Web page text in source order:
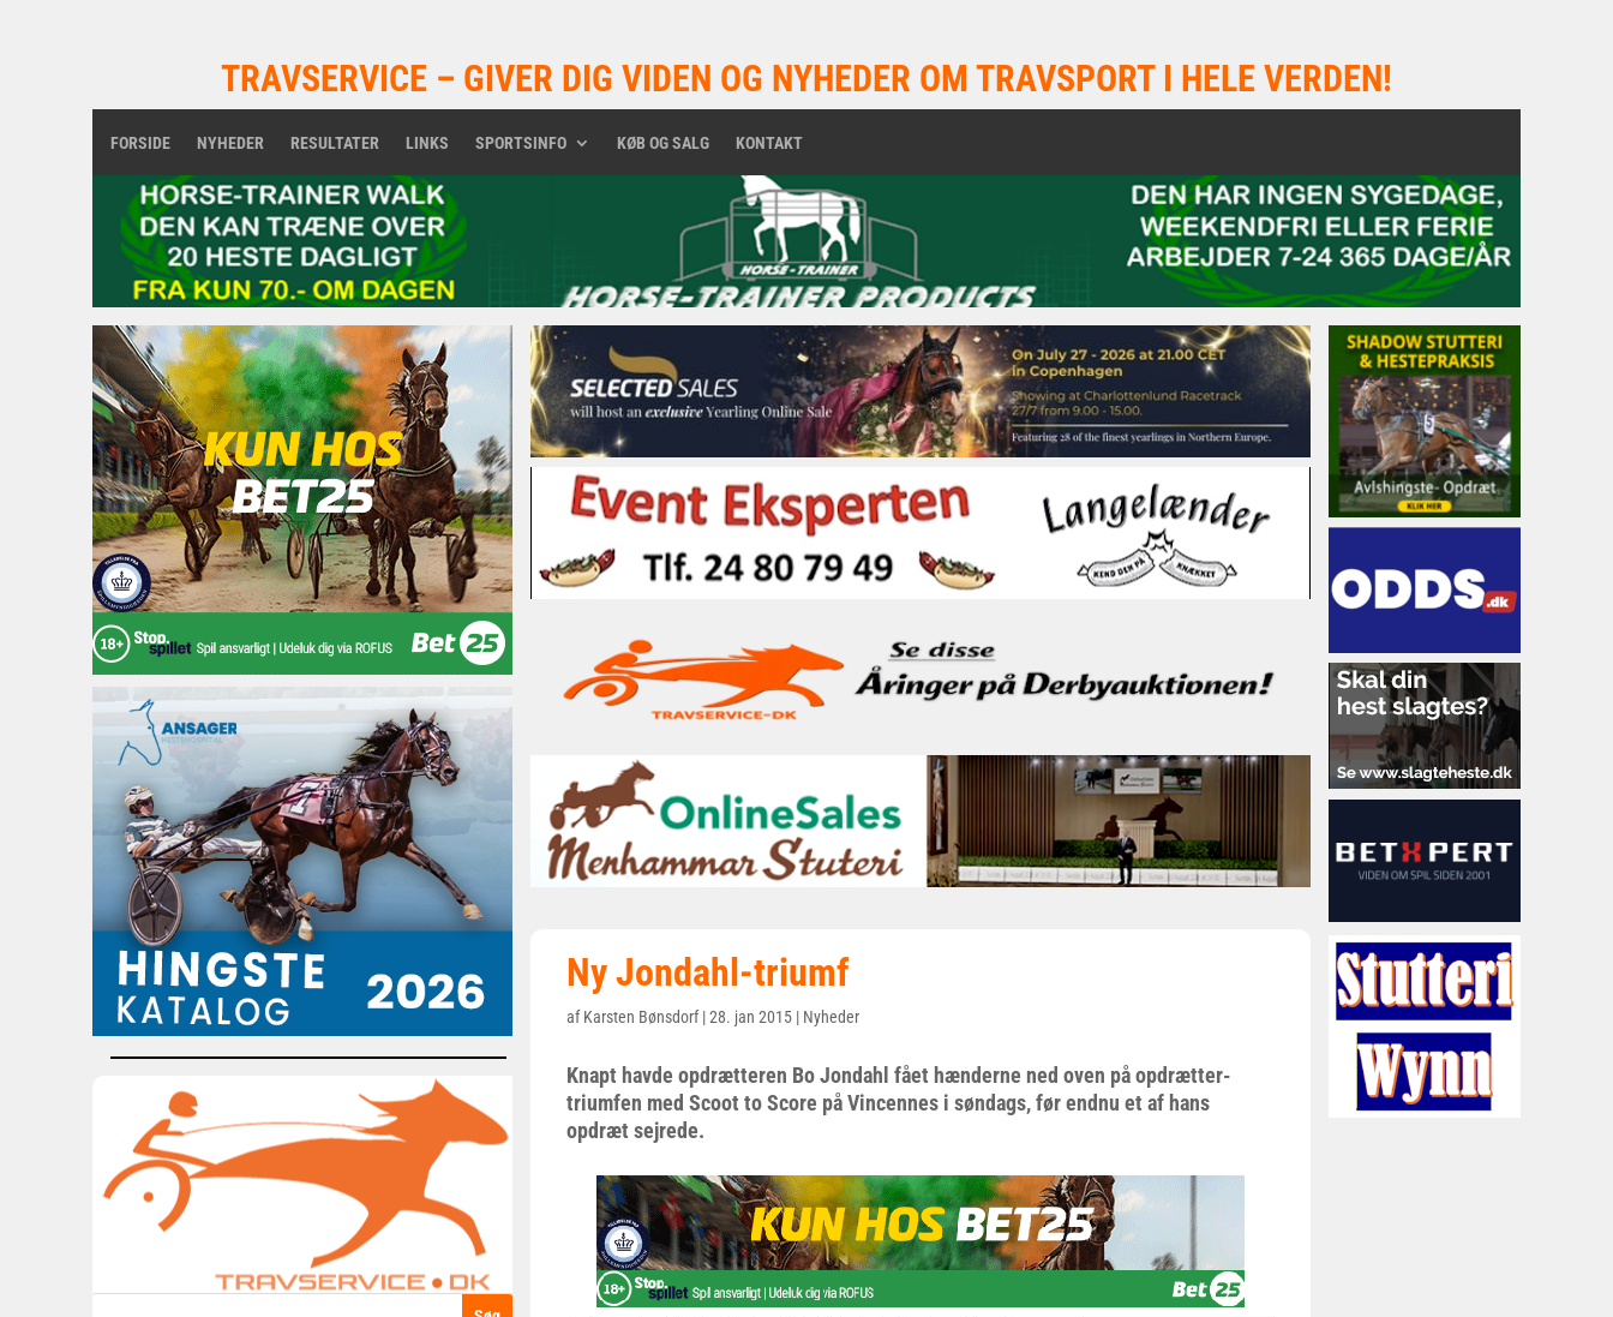
TRAVSERVICE – GIVER DIG VIDEN OG NYHEDER OM TRAVSPORT I HELE VERDEN!
FORSIDE NYHEDER RESULTATER LINKS SPORTSINFO KØB OG SALG KONTAKT
Ny Jondahl-triumf
afKarsten Bønsdorf|28. jan 2015 | Nyheder
Knapt havde opdrætteren Bo Jondahl fået hænderne ned oven på opdrætter-
triumfen med Scoot to Score på Vincennes i søndags, før endnu et af hans
opdræt sejrede.